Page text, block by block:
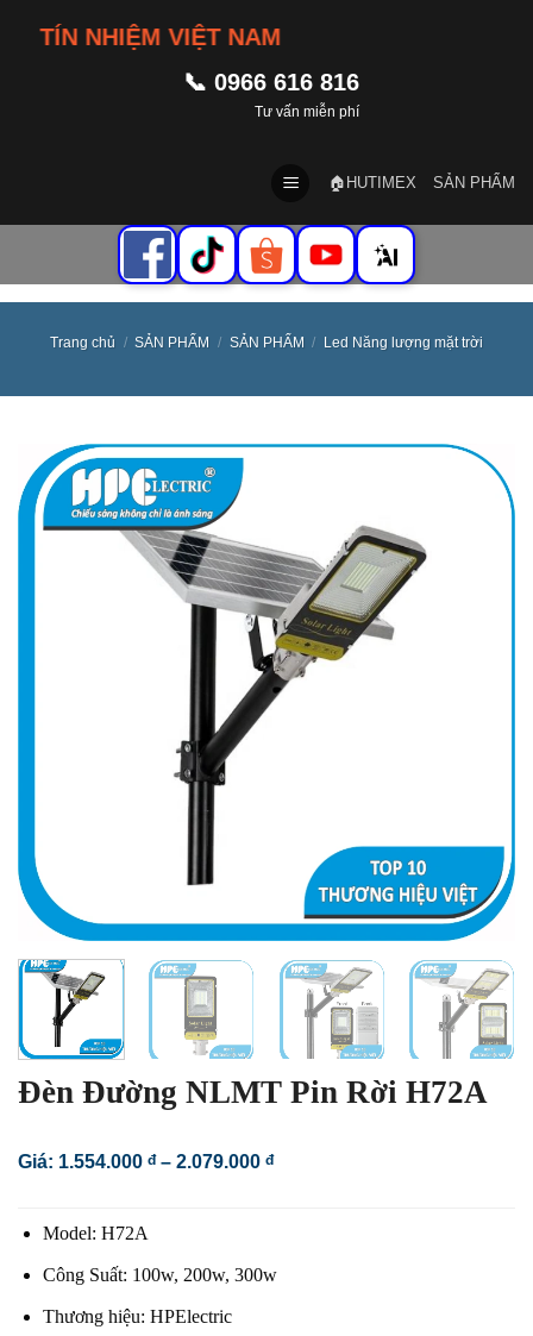
NHIỆM VIỆT NAM
📞 0966 616 816
Tư vấn miễn phí
🏠HUTIMEX SẢN PHẨM
Trang chủ / SẢN PHẨM / SẢN PHẨM / Led Năng lượng mặt trời
Đèn Đường NLMT Pin Rời H72A
Giá: 1.554.000 đ – 2.079.000 đKhoảng
Model: H72A
Công Suất: 100w, 200w, 300w
Thương hiệu: HPElectric